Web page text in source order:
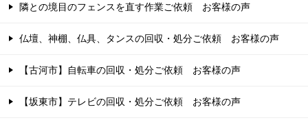
隣との境目のフェンスを直す作業ご依頼 お客様の声
仏壇、神棚、仏具、タンスの回収・処分ご依頼 お客様の声
【古河市】自転車の回収・処分ご依頼 お客様の声
【坂東市】テレビの回収・処分ご依頼 お客様の声